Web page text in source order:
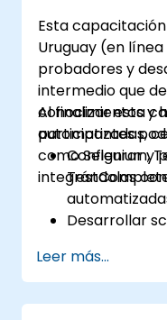
Esta
Uruguay (en
probadores y
intermedio que
conocimientos y
automatizadas,
como Selenium,
integrándolas con
Al finalizar esta
participantes
Configurar y
Desarrollar
Integrar las
aplicaciones
Aplicar
Leer más...